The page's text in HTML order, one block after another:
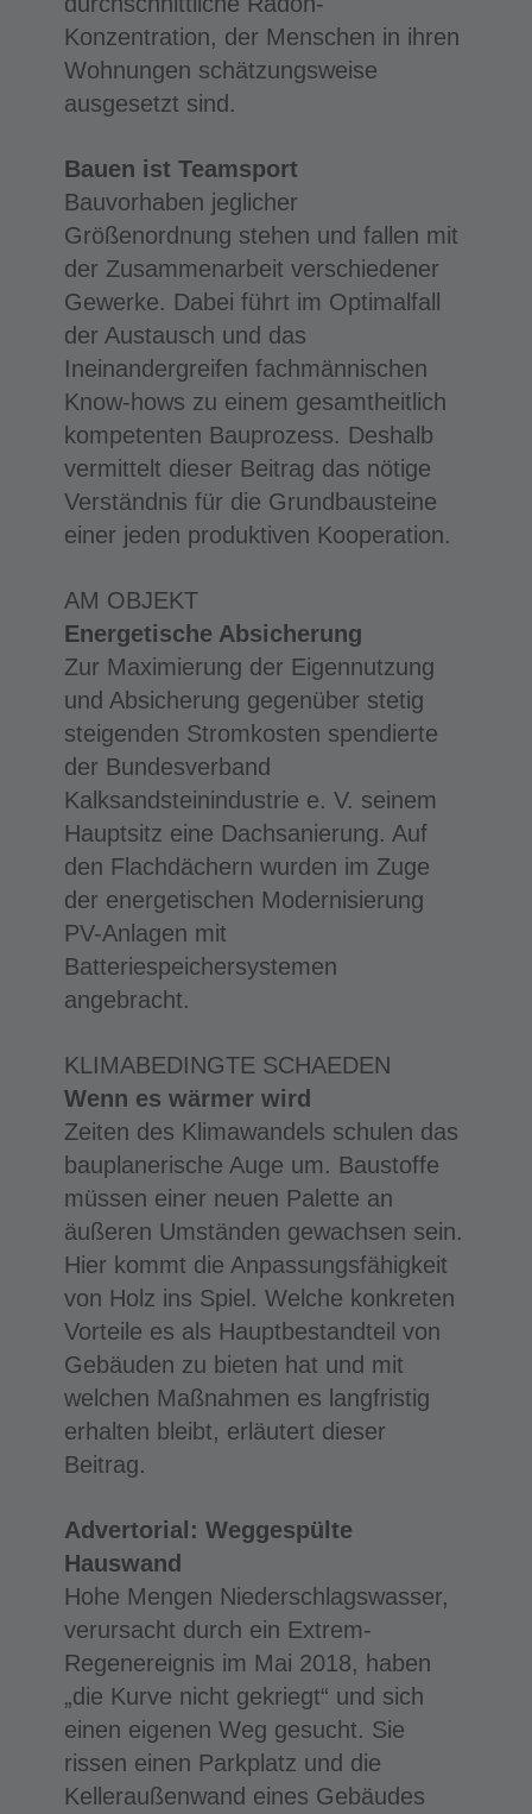
Konzentration, der Menschen in ihren
Wohnungen schätzungsweise
ausgesetzt sind.
Bauen ist Teamsport
Bauvorhaben jeglicher
Größenordnung stehen und fallen mit
der Zusammenarbeit verschiedener
Gewerke. Dabei führt im Optimalfall
der Austausch und das
Ineinandergreifen fachmännischen
Know-hows zu einem gesamtheitlich
kompetenten Bauprozess. Deshalb
vermittelt dieser Beitrag das nötige
Verständnis für die Grundbausteine
einer jeden produktiven Kooperation.
AM OBJEKT
Energetische Absicherung
Zur Maximierung der Eigennutzung
und Absicherung gegenüber stetig
steigenden Stromkosten spendierte
der Bundesverband
Kalksandsteinindustrie e. V. seinem
Hauptsitz eine Dachsanierung. Auf
den Flachdächern wurden im Zuge
der energetischen Modernisierung
PV-Anlagen mit
Batteriespeichersystemen
angebracht.
KLIMABEDINGTE SCHAEDEN
Wenn es wärmer wird
Zeiten des Klimawandels schulen das
bauplanerische Auge um. Baustoffe
müssen einer neuen Palette an
äußeren Umständen gewachsen sein.
Hier kommt die Anpassungsfähigkeit
von Holz ins Spiel. Welche konkreten
Vorteile es als Hauptbestandteil von
Gebäuden zu bieten hat und mit
welchen Maßnahmen es langfristig
erhalten bleibt, erläutert dieser
Beitrag.
Advertorial: Weggespülte
Hauswand
Hohe Mengen Niederschlagswasser,
verursacht durch ein Extrem-
Regenereignis im Mai 2018, haben
„die Kurve nicht gekriegt“ und sich
einen eigenen Weg gesucht. Sie
rissen einen Parkplatz und die
Kelleraußenwand eines Gebäudes